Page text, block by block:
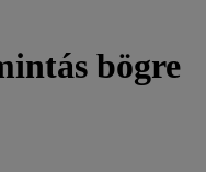
bögre